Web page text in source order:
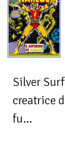
Silver
creatrice
fu...